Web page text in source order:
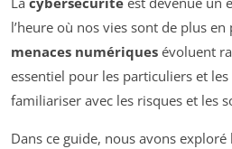
l’heure où nos vies sont de plus en
menaces numériques évoluent
essentiel pour les particuliers et
familiariser avec les risques et les
Dans ce guide, nous avons